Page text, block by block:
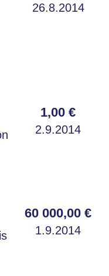
26.8.2014
1,00 €
2.9.2014
60 000,00 €
1.9.2014